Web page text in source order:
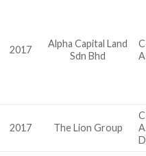
2017
Alpha Capital Land
Sdn Bhd
2017 The Lion Group